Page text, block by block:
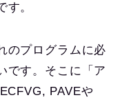
。
のプログラムに必
です。そこに「ア
PAVEや